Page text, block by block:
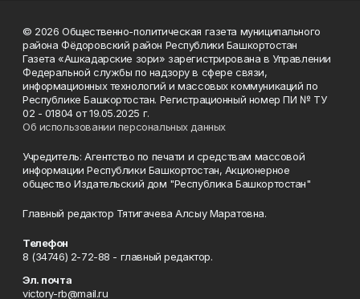
© 2026 Общественно-политическая газета муниципального
района Фёдоровский район Республики Башкортостан
Газета «Ашкадарские зори» зарегистрирована в Управлении
Федеральной службы по надзору в сфере связи,
информационных технологий и массовых коммуникаций по
Республике Башкортостан. Регистрационный номер ПИ № ТУ
02 - 01804 от 19.05.2025 г.
Об использовании персональных данных
Учредитель: Агентство по печати и средствам массовой
информации Республики Башкортостан, Акционерное
общество Издательский дом "Республика Башкортостан"
Главный редактор Тятигачева Алсыу Маратовна.
Телефон
8 (34746) 2-72-88 - главный редактор.
Эл. почта
victory-rb@mail.ru